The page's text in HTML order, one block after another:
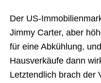
Der US-
Jimmy Carter, aber
für eine Abkühlung,
Hausverkäufe dann
Letztendlich brach der